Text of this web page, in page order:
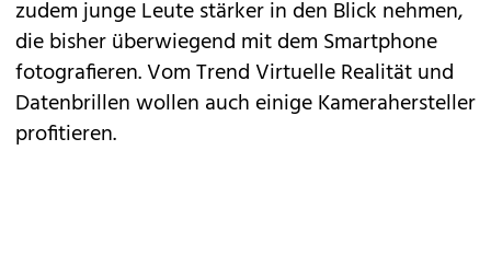
zudem junge Leute stärker in den Blick nehmen,
die bisher überwiegend mit dem Smartphone
fotografieren. Vom Trend Virtuelle Realität und
Datenbrillen wollen auch einige Kamerahersteller
profitieren.